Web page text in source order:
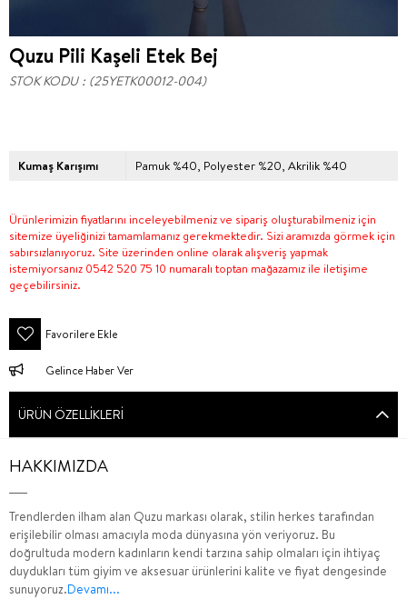
Quzu Pili Kaşeli Etek Bej
STOK KODU (25YETK00012-004)
Kumaş Karışımı Pamuk %40, Polyester %20, Akrilik %40
Ürünlerimizin fiyatlarını inceleyebilmeniz ve sipariş oluşturabilmeniz için
sitemize üyeliğinizi tamamlamanız gerekmektedir. Sizi aramızda görmek için
sabırsızlanıyoruz. Site üzerinden online olarak alışveriş yapmak
istemiyorsanız 0542 520 75 10 numaralı toptan mağazamız ile iletişime
geçebilirsiniz.
Favorilere Ekle
Gelince Haber Ver
ÜRÜN ÖZELLIKLERI
HAKKIMIZDA
Trendlerden ilham alan Quzu markası olarak, stilin herkes tarafından
erişilebilir olması amacıyla moda dünyasına yön veriyoruz. Bu
doğrultuda modern kadınların kendi tarzına sahip olmaları için ihtiyaç
duydukları tüm giyim ve aksesuar ürünlerini kalite ve fiyat dengesinde
sunuyoruz.Devamı...